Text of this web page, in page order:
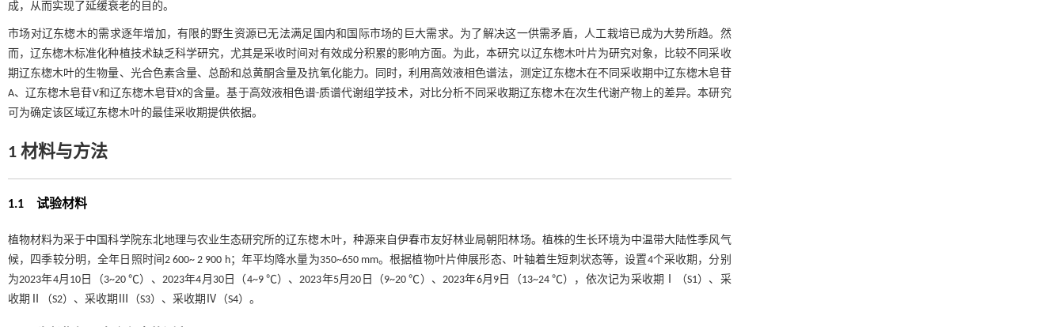
成，从而实现了延缓衰老的目的。
市场对辽东楤木的需求逐年增加，有限的野生资源已无法满足国内和国际市场的巨大需求。为了解决这一供需矛盾，人工栽培已成为大势所趋。然
而，辽东楤木标准化种植技术缺乏科学研究，尤其是采收时间对有效成分积累的影响方面。为此，本研究以辽东楤木叶片为研究对象，比较不同采收
期辽东楤木叶的生物量、光合色素含量、总酚和总黄酮含量及抗氧化能力。同时，利用高效液相色谱法，测定辽东楤木在不同采收期中辽东楤木皂苷
A、辽东楤木皂苷V和辽东楤木皂苷X的含量。基于高效液相色谱-质谱代谢组学技术，对比分析不同采收期辽东楤木在次生代谢产物上的差异。本研究
可为确定该区域辽东楤木叶的最佳采收期提供依据。
1 材料与方法
1.1 试验材料
植物材料为采于中国科学院东北地理与农业生态研究所的辽东楤木叶，种源来自伊春市友好林业局朝阳林场。植株的生长环境为中温带大陆性季风气
候，四季较分明，全年日照时间2 600~ 2 900 h；年平均降水量为350~650 mm。根据植物叶片伸展形态、叶轴着生短刺状态等，设置4个采收期，分别
为2023年4月10日（3~20 ℃）、2023年4月30日（4~9 ℃）、2023年5月20日（9~20 ℃）、2023年6月9日（13~24 ℃），依次记为采收期Ⅰ（S1）、采
收期Ⅱ（S2）、采收期Ⅲ（S3）、采收期Ⅳ（S4）。